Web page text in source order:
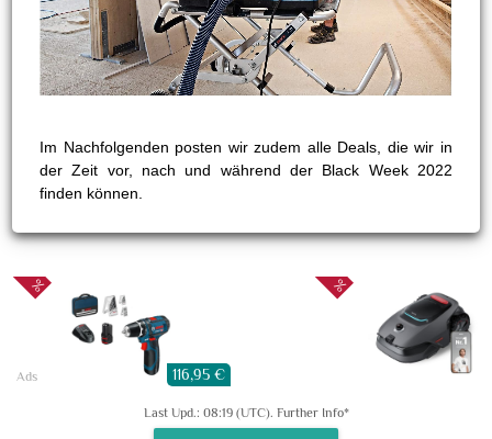
Im Nachfolgenden posten wir zudem alle Deals, die wir in
der Zeit vor, nach und während der Black Week 2022
finden können.
116,95 €
Ads
Last Upd.: 08:19 (UTC). Further Info*